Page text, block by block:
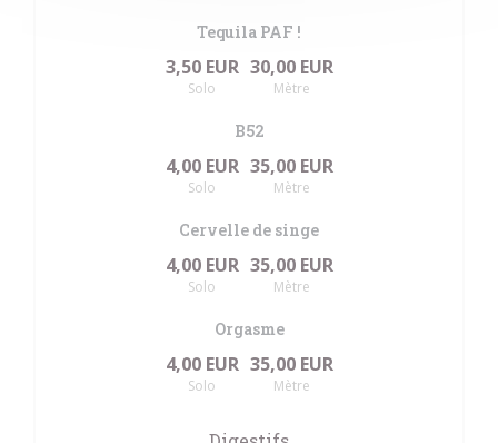
Tequila PAF !
3,50 EUR
Solo
30,00 EUR
Mètre
B52
4,00 EUR
Solo
35,00 EUR
Mètre
Cervelle de singe
4,00 EUR
Solo
35,00 EUR
Mètre
Orgasme
4,00 EUR
Solo
35,00 EUR
Mètre